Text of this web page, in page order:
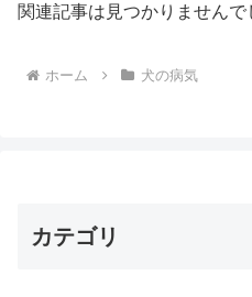
関連記事は見つかりませんで
ホーム 犬の病気
カテゴリ